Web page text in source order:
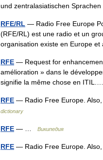
und zentralasiatischen
RFE/RL — Radio Free Europe
(RFE/RL) est une radio et un
organisation existe en Europe
RFE — Request for
amélioration » dans le
signifie la même chose en
RFE — Radio Free Europe.
dictionary
RFE — … Википедия
RFE — Radio Free Europe.